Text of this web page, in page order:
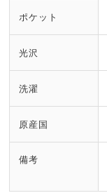
ポケット
光沢
洗濯
原産国
備考